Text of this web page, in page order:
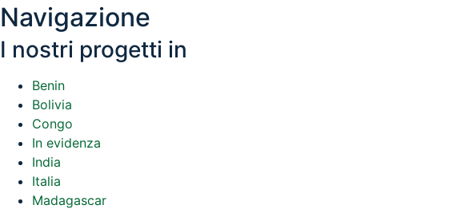
Navigazione
I nostri progetti in
Benin
Bolivia
Congo
In evidenza
India
Italia
Madagascar